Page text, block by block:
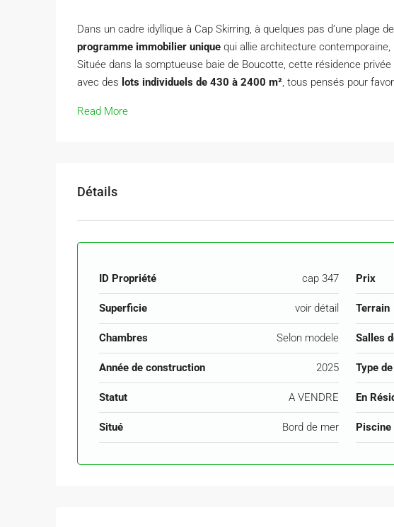
Dans un cadre idyllique à Cap Skirring, à quelques pas d’une plage
programme immobilier unique qui allie architecture
Située dans la somptueuse baie de Boucotte, cette résidence
avec des lots individuels de 430 à 2400 m² , tous pensés pour
Read More
Détails
ID Propriété cap 347 Prix
Superficie voir détail Terrain
Chambres Selon modele Salles
Année de construction 2025 Type
Statut A VENDRE En
Situé Bord de mer Piscine